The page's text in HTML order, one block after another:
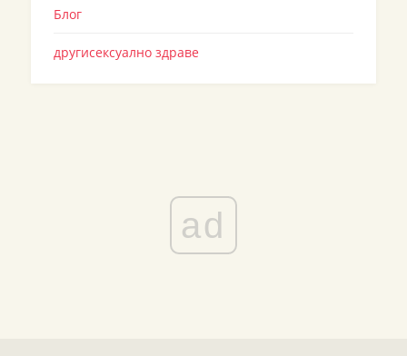
Блог
другисексуално здраве
ad